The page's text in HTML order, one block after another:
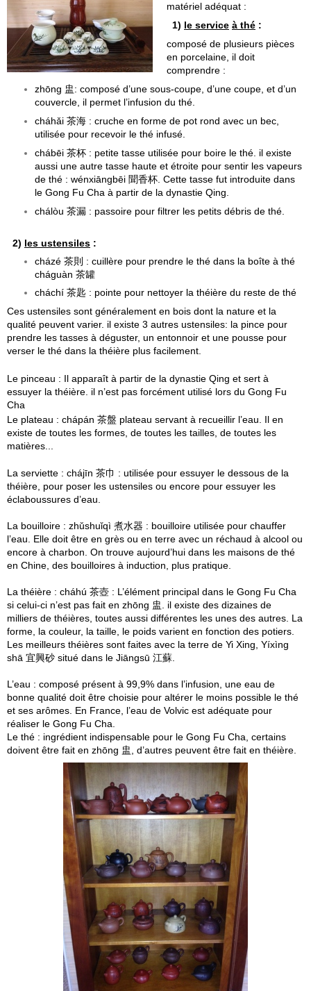
matériel adéquat :
1) le service à thé :
composé de plusieurs pièces
en porcelaine, il doit
comprendre :
zhōng 盅: composé d’une sous-coupe, d’une coupe, et d’un
couvercle, il permet l’infusion du thé.
cháhǎi 茶海 : cruche en forme de pot rond avec un bec,
utilisée pour recevoir le thé infusé.
chábēi 茶杯 : petite tasse utilisée pour boire le thé. il existe
aussi une autre tasse haute et étroite pour sentir les vapeurs
de thé : wénxiāngbēi 聞香杯. Cette tasse fut introduite dans
le Gong Fu Cha à partir de la dynastie Qing.
chálòu 茶漏 : passoire pour filtrer les petits débris de thé.
2) les ustensiles :
cházé 茶則 : cuillère pour prendre le thé dans la boîte à thé
cháguàn 茶罐
cháchí 茶匙 : pointe pour nettoyer la théière du reste de thé
Ces ustensiles sont généralement en bois dont la nature et la
qualité peuvent varier. il existe 3 autres ustensiles: la pince pour
prendre les tasses à déguster, un entonnoir et une pousse pour
verser le thé dans la théière plus facilement.
Le pinceau : Il apparaît à partir de la dynastie Qing et sert à
essuyer la théière. il n’est pas forcément utilisé lors du Gong Fu
Cha
Le plateau : chápán 茶盤 plateau servant à recueillir l’eau. Il en
existe de toutes les formes, de toutes les tailles, de toutes les
matières...
La serviette : chájīn 茶巾 : utilisée pour essuyer le dessous de la
théière, pour poser les ustensiles ou encore pour essuyer les
éclaboussures d’eau.
La bouilloire : zhǔshuǐqì 煮水器 : bouilloire utilisée pour chauffer
l’eau. Elle doit être en grès ou en terre avec un réchaud à alcool ou
encore à charbon. On trouve aujourd’hui dans les maisons de thé
en Chine, des bouilloires à induction, plus pratique.
La théière : cháhú 茶壺 : L’élément principal dans le Gong Fu Cha
si celui-ci n’est pas fait en zhōng 盅. il existe des dizaines de
milliers de théières, toutes aussi différentes les unes des autres. La
forme, la couleur, la taille, le poids varient en fonction des potiers.
Les meilleurs théières sont faites avec la terre de Yi Xing, Yíxìng
shā 宜興砂 situé dans le Jiāngsū 江蘇.
L’eau : composé présent à 99,9% dans l’infusion, une eau de
bonne qualité doit être choisie pour altérer le moins possible le thé
et ses arômes. En France, l’eau de Volvic est adéquate pour
réaliser le Gong Fu Cha.
Le thé : ingrédient indispensable pour le Gong Fu Cha, certains
doivent être fait en zhōng 盅, d’autres peuvent être fait en théière.